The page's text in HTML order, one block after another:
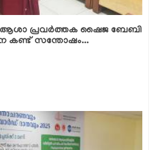
ആശാ പ്രവർത്തക ഷൈജ ബേബി
കണ്ട് സന്തോഷം...